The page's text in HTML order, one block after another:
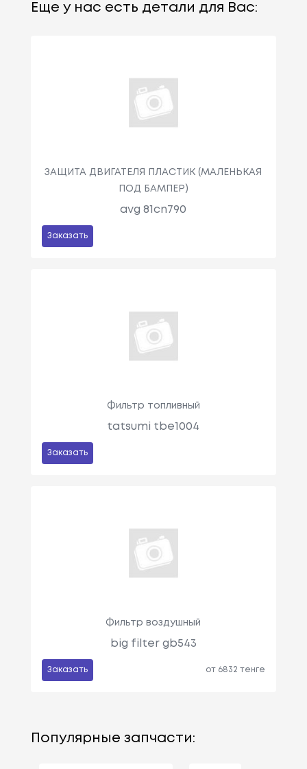
Еще у нас есть детали для Вас:
ЗАЩИТА ДВИГАТЕЛЯ ПЛАСТИК (МАЛЕНЬКАЯ
ПОД БАМПЕР)
avg 81cn790
Заказать
Фильтр топливный
tatsumi tbe1004
Заказать
Фильтр воздушный
big filter gb543
Заказать от 6832 тенге
Популярные запчасти: